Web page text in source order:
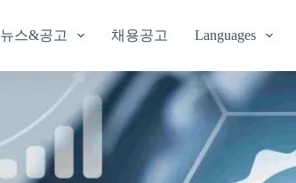
뉴스&공고 채용공고 Languages